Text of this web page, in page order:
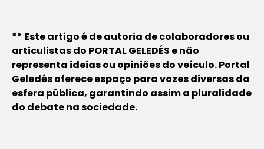
** Este artigo é de autoria de colaboradores ou
articulistas do PORTAL GELEDÉS e não
representa ideias ou opiniões do veículo. Portal
Geledés oferece espaço para vozes diversas da
esfera pública, garantindo assim a pluralidade
do debate na sociedade.